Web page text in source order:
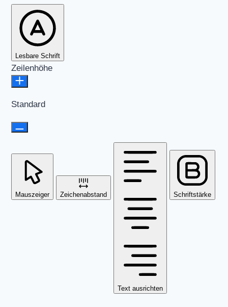
Lesbare Schrift
Zeilenhöhe
Standard
Mauszeiger Zeichenabstand
Text ausrichten
Schriftstärke